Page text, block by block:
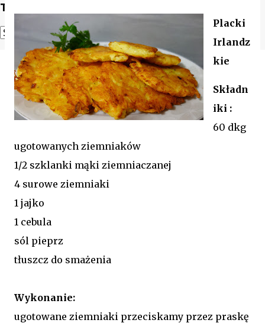
Translate
Powered by Translate
Placki
Irlandz
kie
Składn
iki :
60 dkg
ugotowanych ziemniaków
1/2 szklanki mąki ziemniaczanej
4 surowe ziemniaki
1 jajko
1 cebula
sól pieprz
tłuszcz do smażenia
Wykonanie:
ugotowane ziemniaki przeciskamy przez praskę